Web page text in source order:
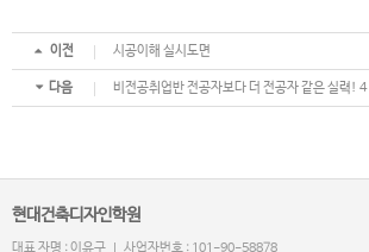
이전 시공이해 실시도면
다음 비전공취업반 전공자보다 더 전공자 같은 실력! 4
현대건축디자인학원
대표 자명 : 이윤구 | 사업자번호 : 101-90-58878